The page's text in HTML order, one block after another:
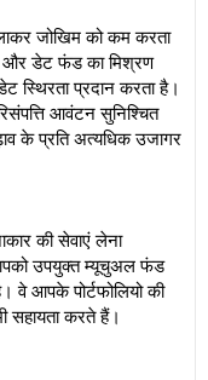
जोखिम को कम करता
और डेट फंड का मिश्रण
स्थिरता प्रदान करता है।
आवंटन सुनिश्चित
के प्रति अत्यधिक उजागर
की सेवाएं लेना
उपयुक्त म्यूचुअल फंड
आपके पोर्टफोलियो की
सहायता करते हैं।